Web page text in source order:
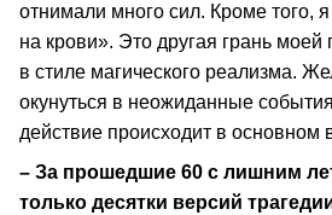
отнимали много сил. Кроме того,
на крови». Это другая грань
в стиле магического реализма.
окунуться в неожиданные события
действие происходит в
– За прошедшие 60 с лишним
только десятки версий